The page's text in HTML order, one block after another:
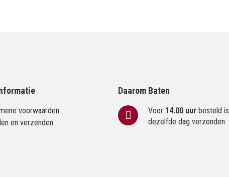
voorwaarden
en verzenden
Daarom Baten
Voor 14.00 uur besteld is
dezelfde dag verzonden